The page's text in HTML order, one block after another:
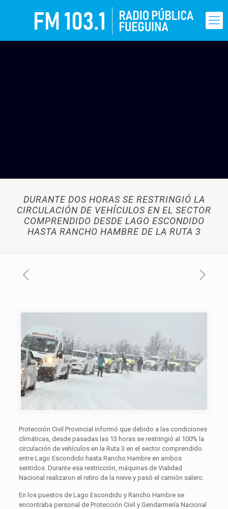
DURANTE DOS HORAS SE RESTRINGIÓ LA
CIRCULACIÓN DE VEHÍCULOS EN EL SECTOR
COMPRENDIDO DESDE LAGO ESCONDIDO
HASTA RANCHO HAMBRE DE LA RUTA 3
Protección Civil Provincial informó que debido a las condiciones
climáticas, desde pasadas las 13 horas se restringió al 100% la
circulación de vehículos en la Ruta 3 en el sector comprendido
entre Lago Escondido hasta Rancho Hambre en ambos
sentidos. Durante esa restricción, máquinas de Vialidad
Nacional realizaron el retiro de la nieve y pasó el camión salero.
En los puestos de Lago Escondido y Rancho Hambre se
encontraba personal de Protección Civil y Gendarmería Nacional